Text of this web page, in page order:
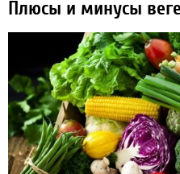
Плюсы и минусы